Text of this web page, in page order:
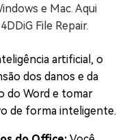
e Mac. Aqui
File Repair.
artificial, o
dos danos e da
do Word e tomar
de forma inteligente.